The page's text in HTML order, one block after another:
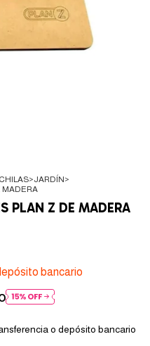
>JARDÍN>
MADERA
PLAN Z DE MADERA
bancario
o depósito bancario